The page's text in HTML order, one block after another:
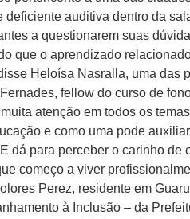
deficiente auditiva dentro da
a questionarem suas
que o aprendizado
Heloísa Nasralla, uma das
fellow do curso de
atenção em todos os
e como uma pode
dá para perceber o carinho de
começo a viver
Perez, residente em
à Inclusão – da